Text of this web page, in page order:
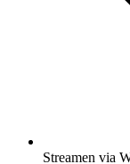
Streamen via